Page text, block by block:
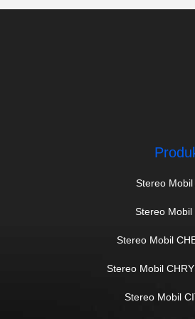
Stereo Mobil
Stereo Mobil
Stereo Mobil
Stereo Mobil
Stereo Mobil